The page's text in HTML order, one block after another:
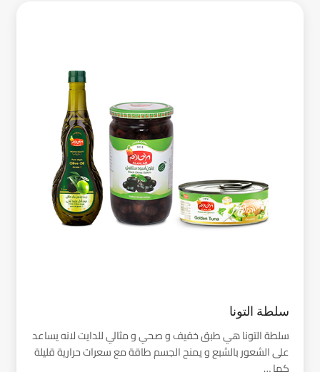
سلطة التونا
سلطة التونا هي طبق خفيف و صحي و مثالي للدايت لانه يساعد
على الشعور بالشبع و يمنح الجسم طاقة مع سعرات حرارية قليلة
كما …